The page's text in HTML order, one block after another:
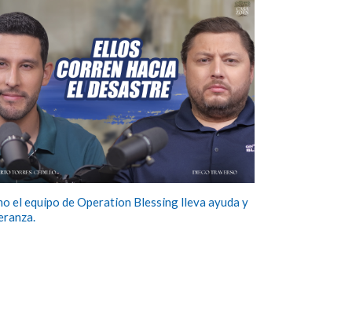
el equipo de Operation Blessing lleva ayuda y